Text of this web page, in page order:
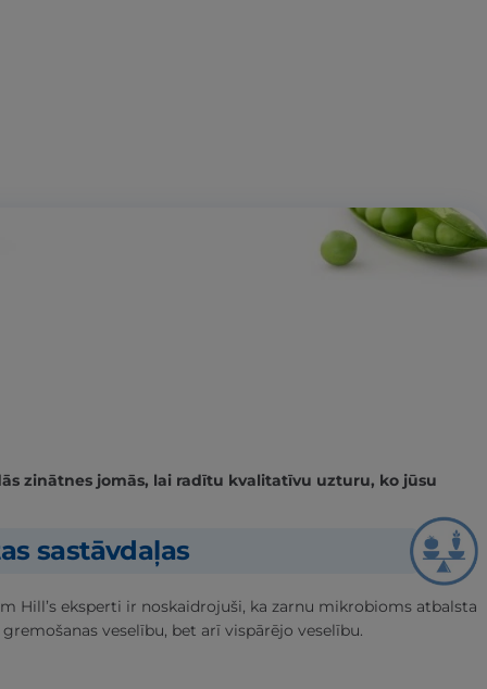
zinātnes jomās, lai radītu kvalitatīvu uzturu, ko jūsu
sastāvdaļas
Hill’s eksperti ir noskaidrojuši, ka zarnu mikrobioms atbalsta
veselību, bet arī vispārējo veselību.